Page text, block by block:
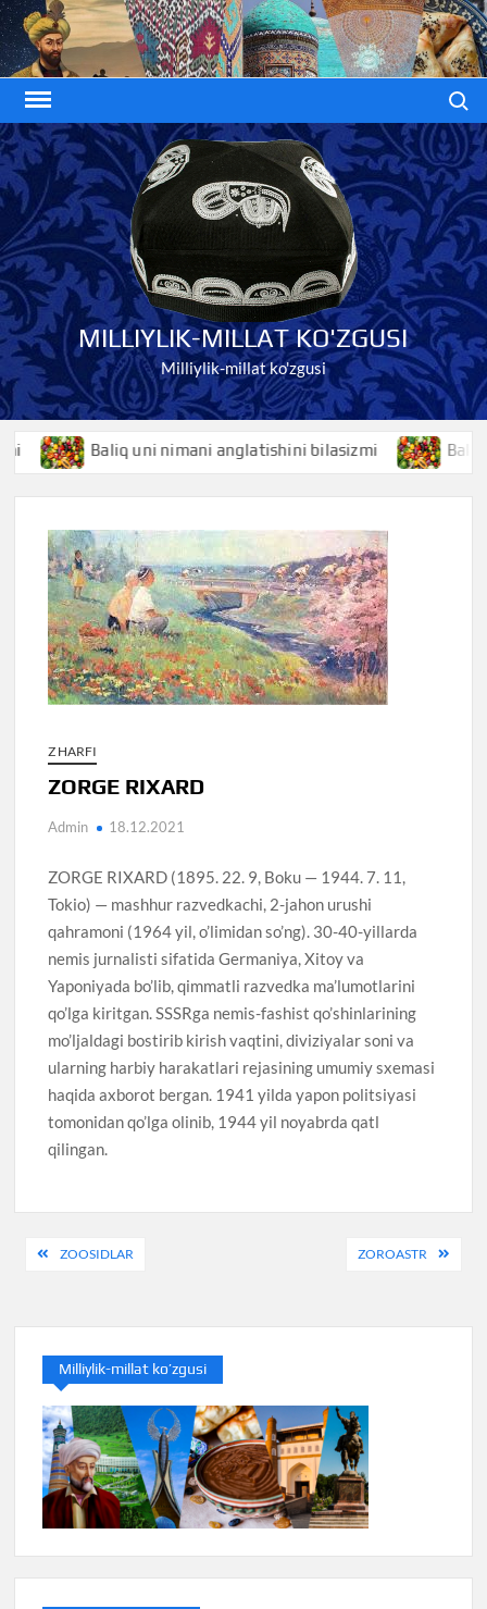
Skip
to
content
MILLIYLIK-MILLAT KO'ZGUSI
Milliylik-millat ko'zgusi
Baliq uni nimani anglatishini bilasizmi Baliqko’z
Z HARFI
ZORGE RIXARD
Admin 18.12.2021
ZORGE RIXARD (1895. 22. 9, Boku — 1944. 7. 11,
Tokio) — mashhur razvedkachi, 2-jahon urushi
qahramoni (1964 yil, o’limidan so’ng). 30-40-yillarda
nemis jurnalisti sifatida Germaniya, Xitoy va
Yaponiyada bo’lib, qimmatli razvedka ma’lumotlarini
qo’lga kiritgan. SSSRga nemis-fashist qo’shinlarining
mo’ljaldagi bostirib kirish vaqtini, diviziyalar soni va
ularning harbiy harakatlari rejasining umumiy sxemasi
haqida axborot bergan. 1941 yilda yapon politsiyasi
tomonidan qo’lga olinib, 1944 yil noyabrda qatl
qilingan.
Навигация
записям
ZOOSIDLAR ZOROASTR
Milliylik-millat ko’zgusi